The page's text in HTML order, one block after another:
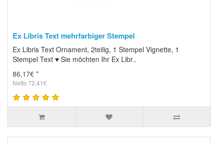
Ex Libris Text mehrfarbiger Stempel
Ex Libris Text Ornament, 2teilig, 1 Stempel Vignette, 1
Stempel Text ♥ Sie möchten Ihr Ex Libr..
86,17€ *
Netto 72,41€